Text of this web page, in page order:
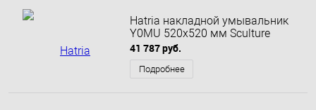
Hatria накладной умывальник
Y0MU 520х520 мм Sculture
41 787 руб.
Подробнее